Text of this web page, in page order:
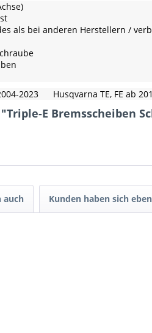
als bei anderen Herstellern /
2004-2023 Husqvarna TE, FE ab
E Bremsscheiben
auch Kunden haben sich